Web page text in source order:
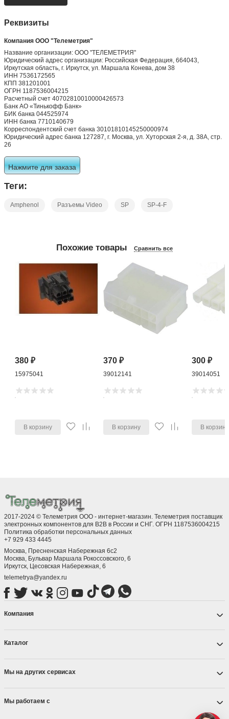
Реквизиты
Компания ООО "Телеметрия"
Название организации: ООО "ТЕЛЕМЕТРИЯ"
Юридический адрес организации: Российская Федерация, 664043,
Иркутская область, г. Иркутск, ул. Маршала Конева, дом 38
ИНН 7536172565
КПП 381201001
ОГРН 1187536004215
Расчетный счет 40702810010000426573
Банк АО «Тинькофф Банк»
БИК банка 044525974
ИНН банка 7710140679
Корреспондентский счет банка 30101810145250000974
Юридический адрес банка 127287, г. Москва, ул. Хуторская 2-я, д. 38А, стр.
26
Нажмите для заказа
Теги:
Amphenol Разъемы Video SP SP-4-F
Похожие товары Сравнить все
380₽
15975041
В корзину
370₽
39012141
В корзину
300₽
39014051
В корзину
2017-2024 © Телеметрия ООО - интернет-магазин. Телеметрия поставщик
электронных компонентов для B2B в России и СНГ. ОГРН 1187536004215
Политика обработки персональных данных
+7 929 433 4445
Москва, Пресненская Набережная 6с2
Москва, ​Бульвар Маршала Рокоссовского, 6
Иркутск, ​Цесовская Набережная, 6
telemetrya@yandex.ru
Компания
Каталог
Мы на других сервисах
Мы работаем с